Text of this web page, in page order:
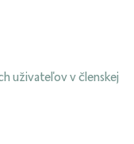
uživateľov v členskej